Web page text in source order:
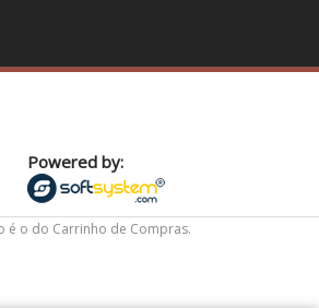
Powered by:
é o do Carrinho de Compras.